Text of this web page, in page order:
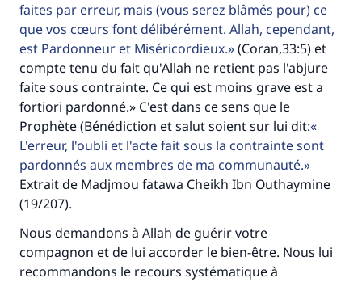
faites par erreur, mais (vous serez blâmés pour) ce
que vos cœurs font délibérément. Allah, cependant,
est Pardonneur et Miséricordieux. (Coran,33:5) et
compte tenu du fait qu'Allah ne retient pas l'abjure
faite sous contrainte. Ce qui est moins grave est a
fortiori pardonné.» C'est dans ce sens que le
Prophète (Bénédiction et salut soient sur lui dit:
L'erreur, l'oubli et l'acte fait sous la contrainte sont
pardonnés aux membres de ma communauté.
Extrait de Madjmou fatawa Cheikh Ibn Outhaymine
(19/207).
Nous demandons à Allah de guérir votre
compagnon et de lui accorder le bien-être. Nous lui
recommandons le recours systématique à
Soutenez IslamQA